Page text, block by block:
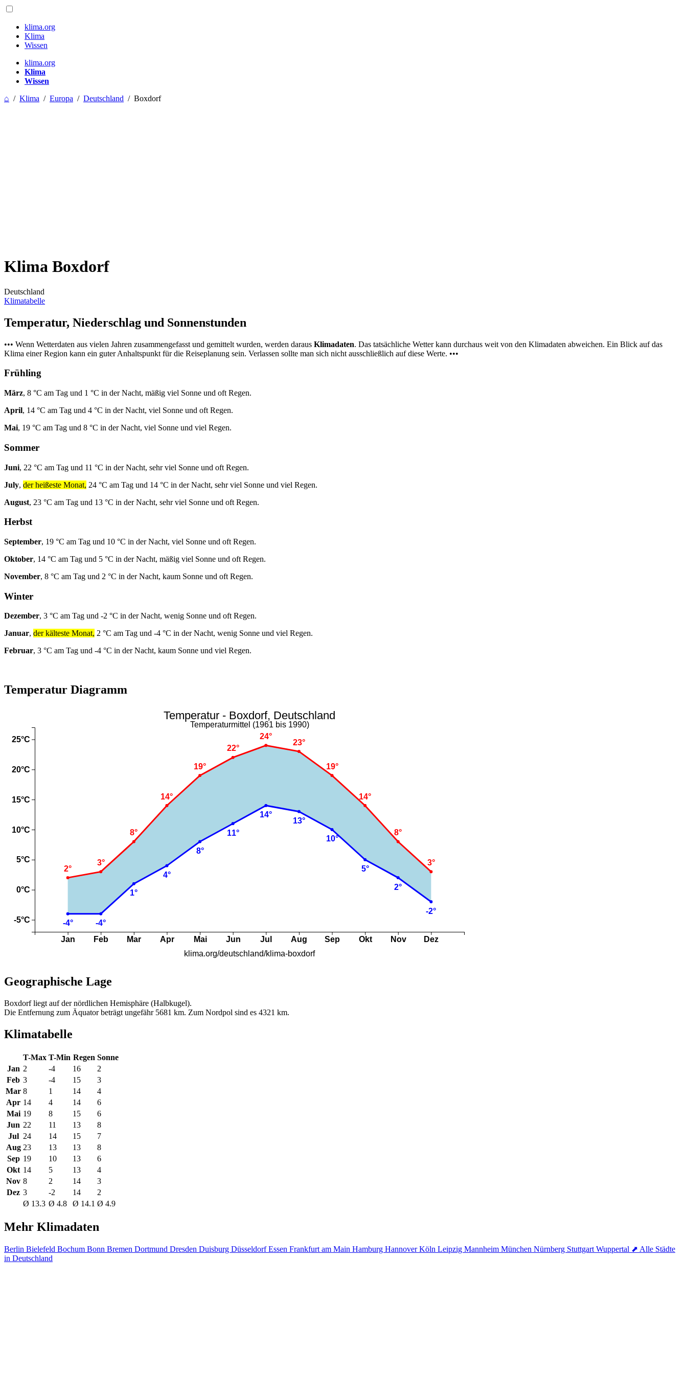
klima.org
Klima
Wissen
klima.org
Klima
Wissen
⌂ / Klima / Europa / Deutschland / Boxdorf
Klima Boxdorf
Deutschland
Klimatabelle
Temperatur, Niederschlag und Sonnenstunden
••• Wenn Wetterdaten aus vielen Jahren zusammengefasst und gemittelt wurden, werden daraus Klimadaten. Das tatsächliche Wetter kann durchaus weit von den Klimadaten abweichen. Ein Blick auf das
Klima einer Region kann ein guter Anhaltspunkt für die Reiseplanung sein. Verlassen sollte man sich nicht ausschließlich auf diese Werte. •••
Frühling
März, 8 °C am Tag und 1 °C in der Nacht, mäßig viel Sonne und oft Regen.
April, 14 °C am Tag und 4 °C in der Nacht, viel Sonne und oft Regen.
Mai, 19 °C am Tag und 8 °C in der Nacht, viel Sonne und viel Regen.
Sommer
Juni, 22 °C am Tag und 11 °C in der Nacht, sehr viel Sonne und oft Regen.
July, der heißeste Monat, 24 °C am Tag und 14 °C in der Nacht, sehr viel Sonne und viel Regen.
August, 23 °C am Tag und 13 °C in der Nacht, sehr viel Sonne und oft Regen.
Herbst
September, 19 °C am Tag und 10 °C in der Nacht, viel Sonne und oft Regen.
Oktober, 14 °C am Tag und 5 °C in der Nacht, mäßig viel Sonne und oft Regen.
November, 8 °C am Tag und 2 °C in der Nacht, kaum Sonne und oft Regen.
Winter
Dezember, 3 °C am Tag und -2 °C in der Nacht, wenig Sonne und oft Regen.
Januar, der kälteste Monat, 2 °C am Tag und -4 °C in der Nacht, wenig Sonne und viel Regen.
Februar, 3 °C am Tag und -4 °C in der Nacht, kaum Sonne und viel Regen.
Temperatur Diagramm
Geographische Lage
Boxdorf liegt auf der nördlichen Hemisphäre (Halbkugel).
Die Entfernung zum Äquator beträgt ungefähr 5681 km. Zum Nordpol sind es 4321 km.
Klimatabelle
T-Max T-Min Regen Sonne
Jan 2 -4 16
2
Feb 3 -4 15
3
Mar 8 1 14
4
Apr 14 4 14
6
Mai 19 8 15
6
Jun 22 11 13
8
Jul 24 14 15
7
Aug 23 13 13
8
Sep 19 10 13
6
Okt 14 5 13
4
Nov 8 2 14
3
Dez 3 -2 14
2
Ø 13.3 Ø 4.8 Ø 14.1 Ø 4.9
Mehr Klimadaten
Berlin Bielefeld Bochum Bonn Bremen Dortmund Dresden Duisburg DüsseldorfEssen Frankfurt am Main Hamburg HannoverKöln Leipzig Mannheim München Nürnberg Stuttgart Wuppertal ⬈ Alle Städte
in Deutschland